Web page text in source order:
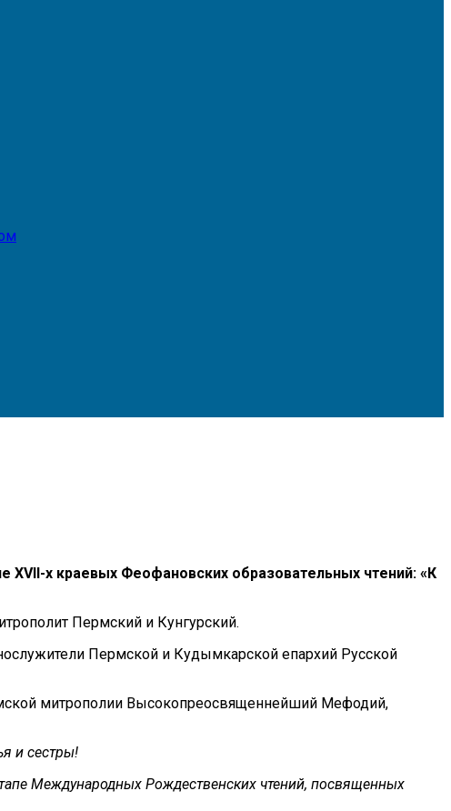
XVII-х краевых Феофановских образовательных чтений: «К
Пермский и Кунгурский.
Пермской и Кудымкарской епархий Русской
митрополии Высокопреосвященнейший Мефодий,
и сестры!
Международных Рождественских чтений, посвященных